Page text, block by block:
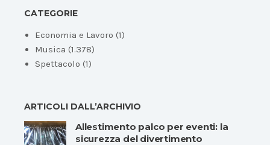
CATEGORIE
Economia e Lavoro (1)
Musica (1.378)
Spettacolo (1)
ARTICOLI DALL’ARCHIVIO
Allestimento palco per eventi: la
sicurezza del divertimento